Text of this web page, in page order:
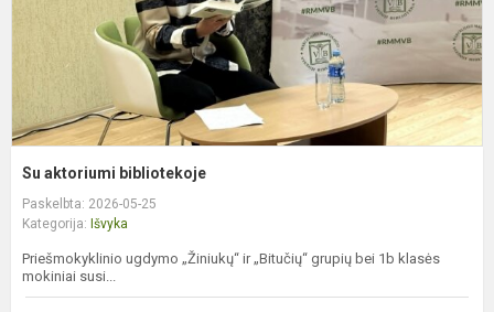
Su aktoriumi bibliotekoje
Paskelbta: 2026-05-25
Kategorija: Išvyka
Priešmokyklinio ugdymo „Žiniukų“ ir „Bitučių“ grupių bei 1b klasės
mokiniai susi...